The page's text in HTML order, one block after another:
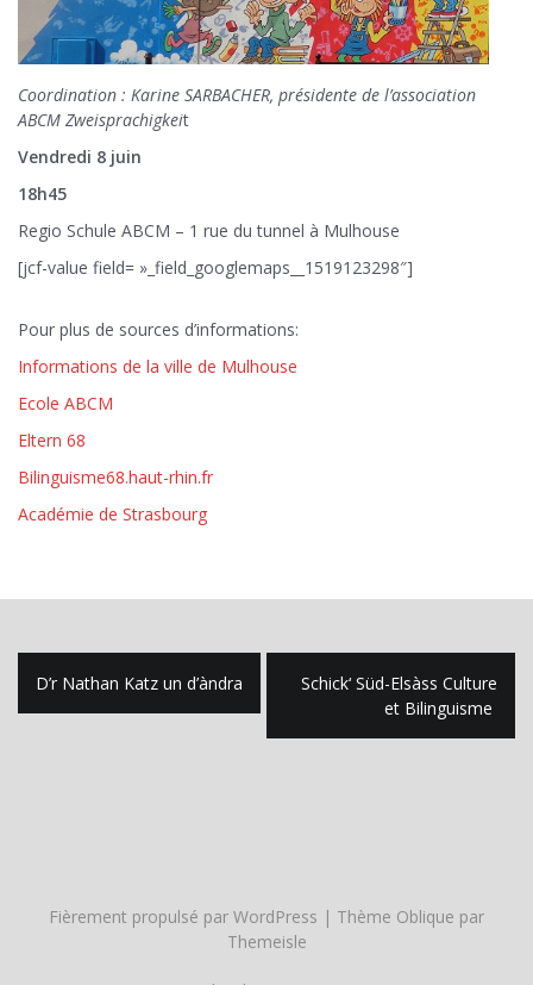
Coordination : Karine SARBACHER, présidente de l’association
ABCM Zweisprachigkeit
Vendredi 8 juin
18h45
Regio Schule ABCM – 1 rue du tunnel à Mulhouse
[jcf-value field= »_field_googlemaps__1519123298″]
Pour plus de sources d’informations:
Informations de la ville de Mulhouse
Ecole ABCM
Eltern 68
Bilinguisme68.haut-rhin.fr
Académie de Strasbourg
Navigation
de
D’r Nathan Katz un d’àndra
Schick‘ Süd-Elsàss Culture
et Bilinguisme
Fièrement propulsé par WordPress | Thème Oblique par
Themeisle